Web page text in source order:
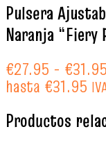
Pulsera
Naranja “Fiery
€27.95 - €31.95
hasta €31.95
Productos